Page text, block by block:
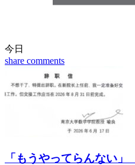
今日
share comments
「もうやってらんない